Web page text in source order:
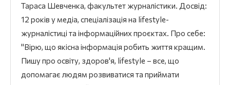
Тараса Шевченка, факультет журналістики. Досвід:
12 років у медіа, спеціалізація на lifestyle-
журналістиці та інформаційних проєктах. Про себе:
"Вірю, що якісна інформація робить життя кращим.
Пишу про освіту, здоров'я, lifestyle – все, що
допомагає людям розвиватися та приймати